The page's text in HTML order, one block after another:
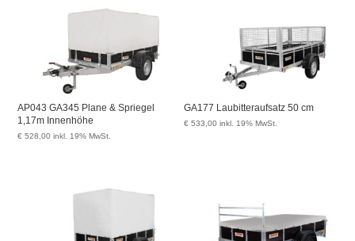
AP043 GA345 Plane & Spriegel
1,17m Innenhöhe
€ 528,00 inkl. 19% MwSt.
GA177 Laubitteraufsatz 50 cm
€ 533,00 inkl. 19% MwSt.